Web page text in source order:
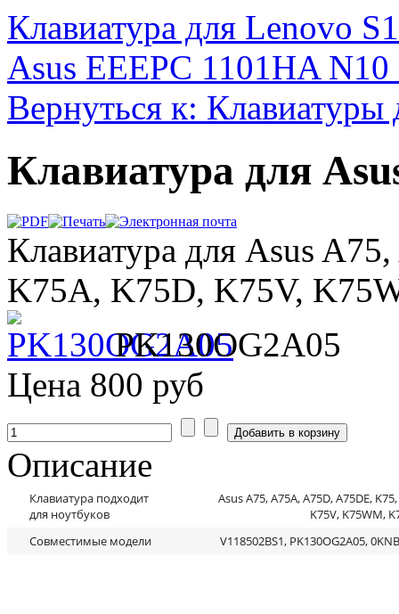
Клавиатура для Lenovo
Asus EEEPC 1101HA
Вернуться к: Клавиатуры
Клавиатура для
Клавиатура для Asus
K75A, K75D, K75V,
PK130OG2A05
Цена 800 руб
Описание
Клавиатура подходит
для ноутбуков
Asus A75, A75A, A75D, A75DE,
K75V, K75WM,
Совместимые модели
V118502BS1, PK130OG2A05,